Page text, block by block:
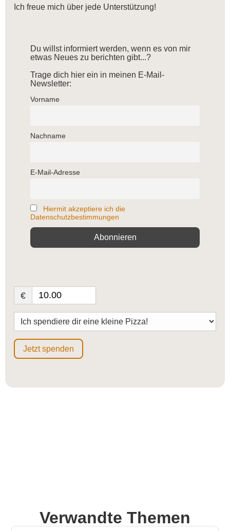
Ich freue mich über jede Unterstützung!
Du willst informiert werden, wenn es von mir
etwas Neues zu berichten gibt...?
Trage dich hier ein in meinen E-Mail-
Newsletter:
Vorname
Nachname
E-Mail-Adresse
Hiermit akzeptiere ich die
Datenschutzbestimmungen
€
Jetzt spenden
Verwandte Themen